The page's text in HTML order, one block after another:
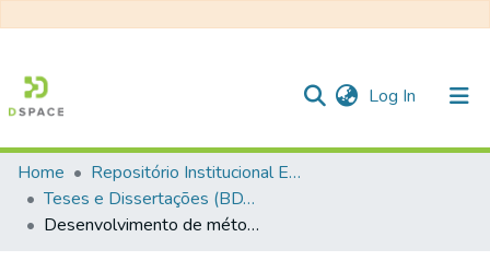
Log In (current)
Communities & Collections
All of DSpace
Home
Repositório Institucional EESC
Teses e Dissertações (BDTD USP)
Desenvolvimento de métodos para a determinação do hormônio 17\'alfa\'-metiltestosterona em amostras de água e de sedimentos de piscicultura: ensaios ecotoxicológicos com cladóceros